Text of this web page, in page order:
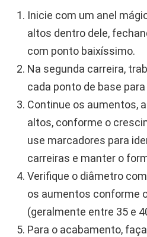
Inicie com um anel
altos dentro dele,
com ponto baixíssimo.
Na segunda carreira,
cada ponto de base
Continue os aumentos,
altos, conforme o
use marcadores para
carreiras e manter o
Verifique o diâmetro
os aumentos conforme
(geralmente entre 35 e
Para o acabamento,